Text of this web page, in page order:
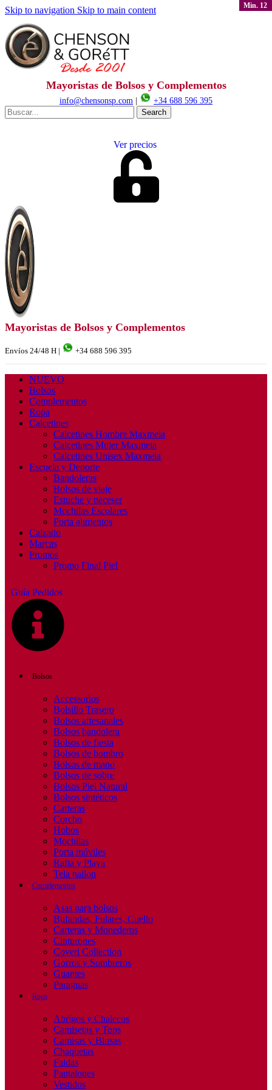
Skip to navigation Skip to main content
Mayoristas de Bolsos y Complementos
info@chensonsp.com
+34 688 596 395
Search
Ver precios
Mayoristas de Bolsos y Complementos
Envíos 24/48 H | +34 688 596 395
NUEVO
Bolsos
Complementos
Ropa
Calcetines
Calcetines Hombre Maxmeia
Calcetines Mujer Maxmeia
Calcetines Unisex Maxmeia
Escuela y Deporte
Bandoleras
Bolsos de viaje
Estuche y neceser
Mochilas Escolares
Porta alimentos
Calzado
Marcas
Promos
Promo Final Piel
Guía Pedidos
Bolsos
Accessorios
Bolsillo Trasero
Bolsos artesanales
Bolsos bandolera
Bolsos de fiesta
Bolsos de hombro
Bolsos de mano
Bolsos de sobre
Bolsos Piel Natural
Bolsos sintéticos
Carteras
Corcho
Hobos
Mochilas
Porta móviles
Rafia y Playa
Tela nailon
Complementos
Asas para bolsos
Bufandas, Fulares, Cuello
Carteras y Monederos
Cinturones
Coveri Collection
Gorros y Sombreros
Guantes
Paraguas
Ropa
Abrigos y Chalecos
Camisetas y Tops
Camisas y Blusas
Chaquetas
Faldas
Pantalones
Vestidos
Min. 12